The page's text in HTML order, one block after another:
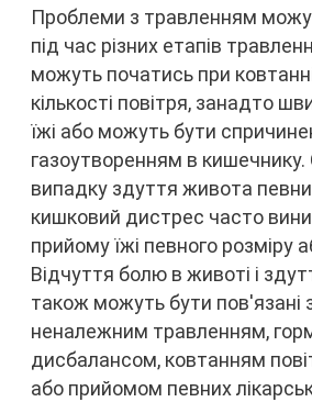
Проблеми з травленням
під час різних етапів
можуть початись при
кількості повітря, занадто
їжі або можуть бути
газоутворенням в
випадку здуття живота
кишковий дистрес часто
прийому їжі певного розміру
Відчуття болю в животі і
також можуть бути пов'язані
неналежним травленням,
дисбалансом, ковтанням
або прийомом певних